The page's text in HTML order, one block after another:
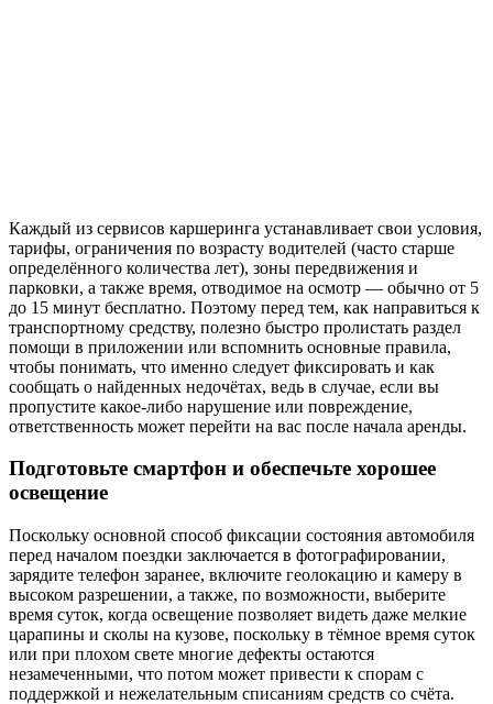
Каждый из сервисов каршеринга устанавливает свои условия,
тарифы, ограничения по возрасту водителей (часто старше
определённого количества лет), зоны передвижения и
парковки, а также время, отводимое на осмотр — обычно от 5
до 15 минут бесплатно. Поэтому перед тем, как направиться к
транспортному средству, полезно быстро пролистать раздел
помощи в приложении или вспомнить основные правила,
чтобы понимать, что именно следует фиксировать и как
сообщать о найденных недочётах, ведь в случае, если вы
пропустите какое-либо нарушение или повреждение,
ответственность может перейти на вас после начала аренды.
Подготовьте смартфон и обеспечьте хорошее
освещение
Поскольку основной способ фиксации состояния автомобиля
перед началом поездки заключается в фотографировании,
зарядите телефон заранее, включите геолокацию и камеру в
высоком разрешении, а также, по возможности, выберите
время суток, когда освещение позволяет видеть даже мелкие
царапины и сколы на кузове, поскольку в тёмное время суток
или при плохом свете многие дефекты остаются
незамеченными, что потом может привести к спорам с
поддержкой и нежелательным списаниям средств со счёта.